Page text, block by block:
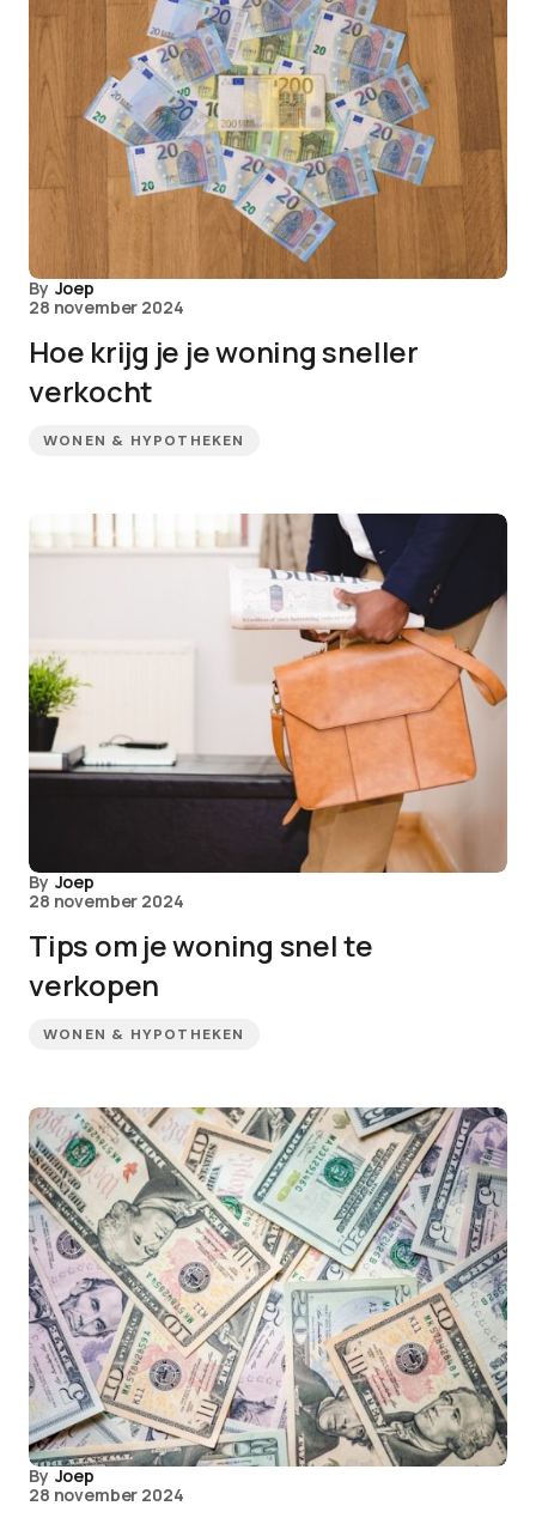
By Joep
28 november 2024
Hoe krijg je je woning sneller
verkocht
WONEN & HYPOTHEKEN
By Joep
28 november 2024
Tips om je woning snel te
verkopen
WONEN & HYPOTHEKEN
By Joep
28 november 2024